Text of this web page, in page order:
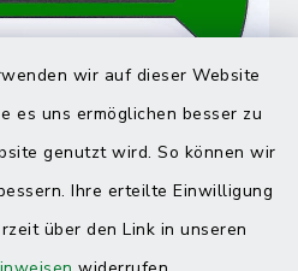
wir auf dieser Website
es uns ermöglichen besser zu
genutzt wird. So können wir
Ihre erteilte Einwilligung
über den Link in unseren